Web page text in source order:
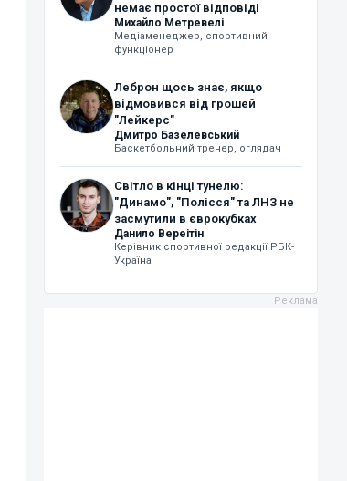
немає простої відповіді
Михайло Метревелі
Медіаменеджер, спортивний
функціонер
Леброн щось знає, якщо
відмовився від грошей
"Лейкерс"
Дмитро Базелевський
Баскетбольний тренер, оглядач
Світло в кінці тунелю:
"Динамо", "Полісся" та ЛНЗ не
засмутили в єврокубках
Данило Вереітін
Керівник спортивної редакції РБК-
Україна